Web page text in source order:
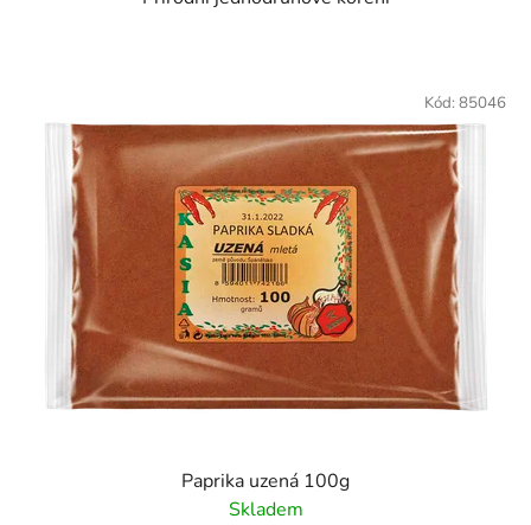
Paprika uzená 100g
Skladem
Kód: 85046